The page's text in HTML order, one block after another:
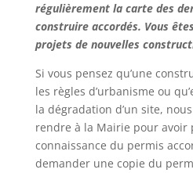
régulièrement la carte des
construire accordés. Vous
projets de nouvelles
Si vous pensez qu’une
les règles d’urbanisme ou
la dégradation d’un site,
rendre à la Mairie pour avoir
connaissance du permis
demander une copie du